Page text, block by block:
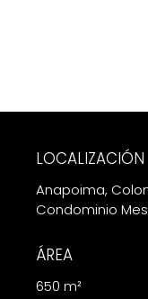
LOCALIZACIÓN
Anapoima,
Condominio
ÁREA
650 m²